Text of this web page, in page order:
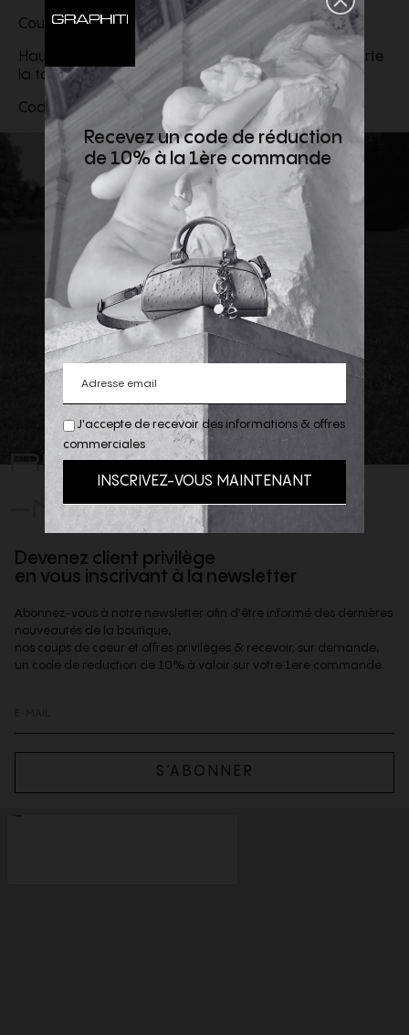
Coupe classique
Hauteur du mannequin: 187 cm, Le mannequin porte
la taille: 50
Code: GI000318U12301SZ9200
REJOIGNEZ
-NOUS
Devenez client privilège
en vous inscrivant à la newsletter
Abonnez-vous à notre newsletter afin d'être informé des dernières
nouveautés de la boutique,
nos coups de coeur et offres privilèges & recevoir, sur demande,
un code de reduction de 10% à valoir sur votre 1ere commande.
S’ABONNER
J'accepte de recevoir des informations & offres
commerciales
Recevez un code de réduction
de 10% à la 1ère commande